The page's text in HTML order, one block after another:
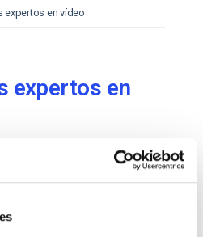
expertos en vídeo
expertos en
crear un estudio de